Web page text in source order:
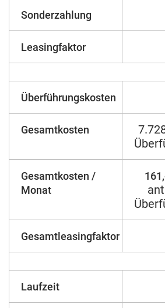
Sonderzahlung
Leasingfaktor
Überführungskosten
Gesamtkosten
Gesamtkosten /
Monat
Gesamtleasingfaktor
Laufzeit